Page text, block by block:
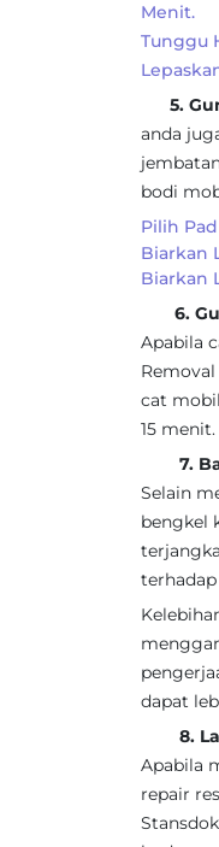
Menit.
Tunggu
5.
anda
bodi
Pilih
Biarkan
Biarkan
6.
Apabila
cat
15
7.
Selain
bengkel
dapat
8.
Apabila
repair